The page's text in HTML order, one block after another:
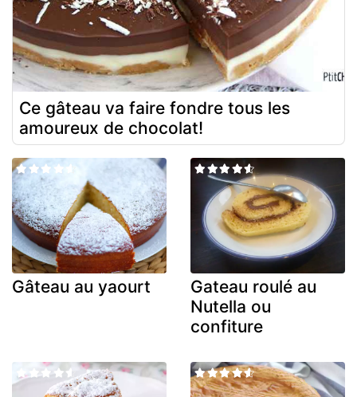
Ce gâteau va faire fondre tous les
amoureux de chocolat!
Gâteau au yaourt
Gateau roulé au
Nutella ou
confiture